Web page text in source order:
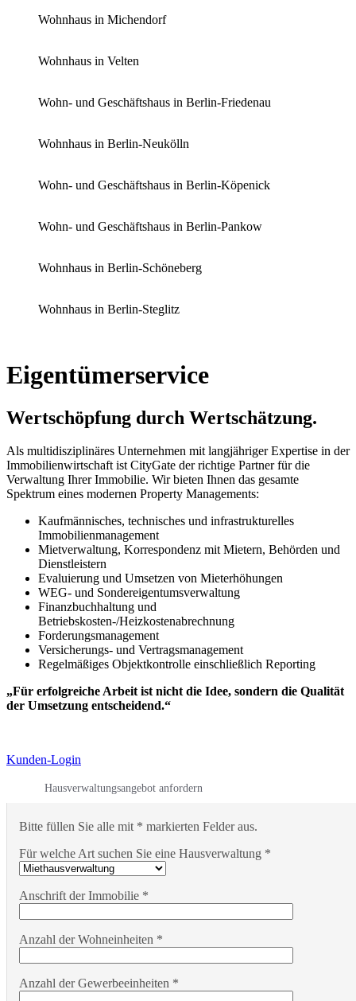
Wohnhaus in Michendorf
Wohnhaus in Velten
Wohn- und Geschäftshaus in Berlin-Friedenau
Wohnhaus in Berlin-Neukölln
Wohn- und Geschäftshaus in Berlin-Köpenick
Wohn- und Geschäftshaus in Berlin-Pankow
Wohnhaus in Berlin-Schöneberg
Wohnhaus in Berlin-Steglitz
Eigentümerservice
Wertschöpfung durch Wertschätzung.
Als multidisziplinäres Unternehmen mit langjähriger Expertise in der
Immobilienwirtschaft ist CityGate der richtige Partner für die
Verwaltung Ihrer Immobilie. Wir bieten Ihnen das gesamte
Spektrum eines modernen Property Managements:
Kaufmännisches, technisches und infrastrukturelles
Immobilienmanagement
Mietverwaltung, Korrespondenz mit Mietern, Behörden und
Dienstleistern
Evaluierung und Umsetzen von Mieterhöhungen
WEG- und Sondereigentumsverwaltung
Finanzbuchhaltung und
Betriebskosten-/Heizkostenabrechnung
Forderungsmanagement
Versicherungs- und Vertragsmanagement
Regelmäßiges Objektkontrolle einschließlich Reporting
„Für erfolgreiche Arbeit ist nicht die Idee, sondern die Qualität
der Umsetzung entscheidend.“
Kunden-Login
Hausverwaltungsangebot anfordern
Bitte füllen Sie alle mit * markierten Felder aus.
Für welche Art suchen Sie eine Hausverwaltung *
Anschrift der Immobilie *
Anzahl der Wohneinheiten *
Anzahl der Gewerbeeinheiten *